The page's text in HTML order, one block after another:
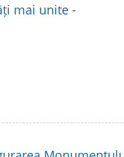
mai unite -